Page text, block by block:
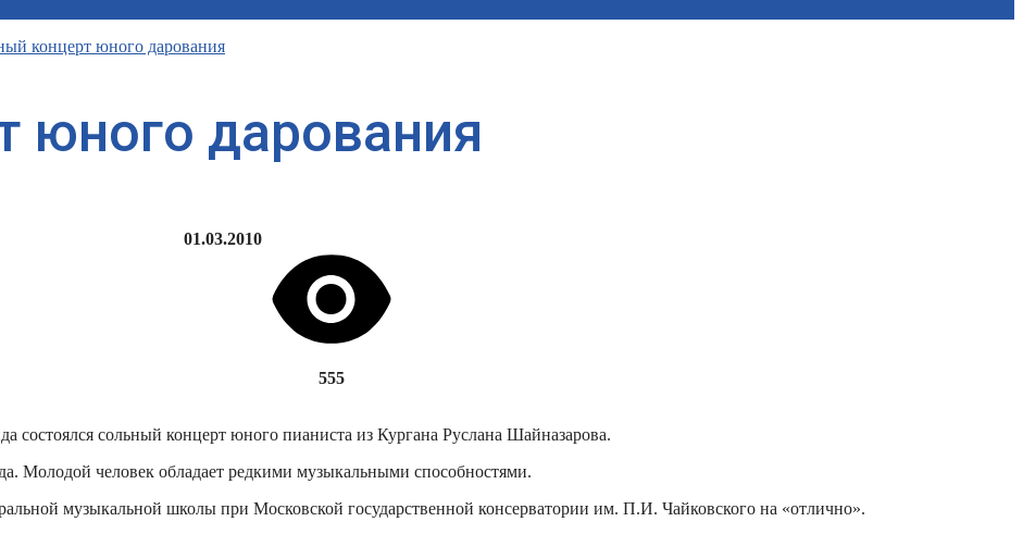
концерт юного дарования
юного дарования
01.03.2010
555
состоялся сольный концерт юного пианиста из Кургана Руслана Шайназарова.
Молодой человек обладает редкими музыкальными способностями.
музыкальной школы при Московской государственной консерватории им. П.И. Чайковского на «отлично».